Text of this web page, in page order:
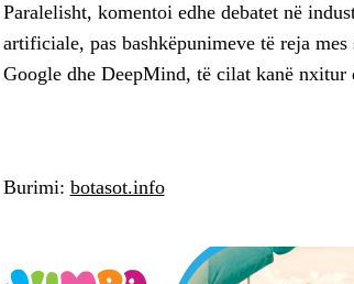
Paralelisht, komentoi edhe debatet në
artificiale, pas bashkëpunimeve të reja
Google dhe DeepMind, të cilat kanë
Burimi: botasot.info